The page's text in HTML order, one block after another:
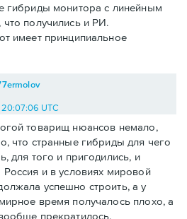
гибриды монитора с линейным
что получились и РИ.
имеет принципиальное
20:07:06 UTC
товарищ нюансов немало,
что странные гибриды для чего
для того и пригодились, и
Россия и в условиях мировой
успешно строить, а у
время получалось плохо, а
прекратилось.